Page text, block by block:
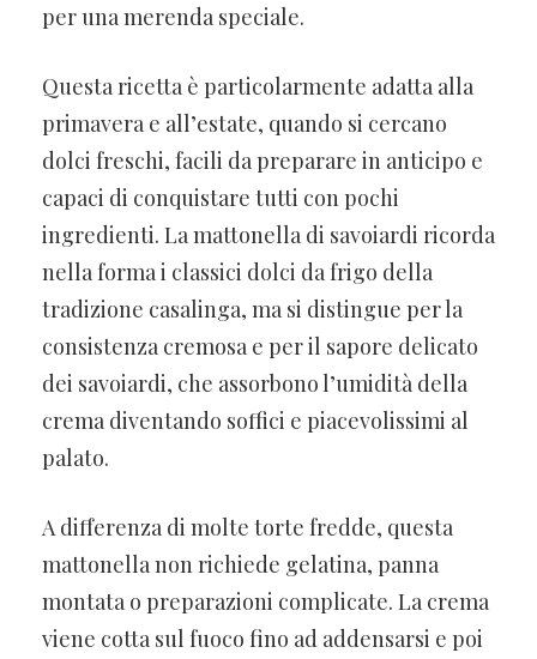
per una merenda speciale.
Questa ricetta è particolarmente adatta alla
primavera e all’estate, quando si cercano
dolci freschi, facili da preparare in anticipo e
capaci di conquistare tutti con pochi
ingredienti. La mattonella di savoiardi ricorda
nella forma i classici dolci da frigo della
tradizione casalinga, ma si distingue per la
consistenza cremosa e per il sapore delicato
dei savoiardi, che assorbono l’umidità della
crema diventando soffici e piacevolissimi al
palato.
A differenza di molte torte fredde, questa
mattonella non richiede gelatina, panna
montata o preparazioni complicate. La crema
viene cotta sul fuoco fino ad addensarsi e poi